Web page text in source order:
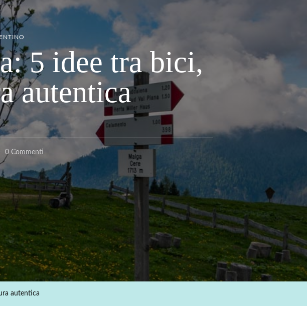
5 idee tra bici,
autentica
0 Commenti
Cosa
Fare
In
Valsugana:
Tra
Bici,
Trekking
autentica